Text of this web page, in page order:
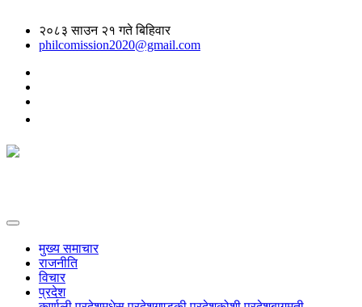
२०८३ साउन २१ गते बिहिवार
philcomission2020@gmail.com
मुख्य समाचार
राजनीति
विचार
प्रदेश